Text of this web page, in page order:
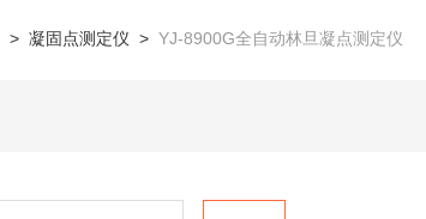
>凝固点测定仪 >YJ-8900G全自动林旦凝点测定仪